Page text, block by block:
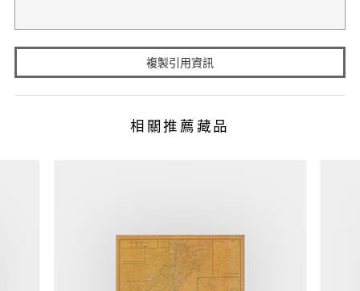
複製引用資訊
相關推薦藏品